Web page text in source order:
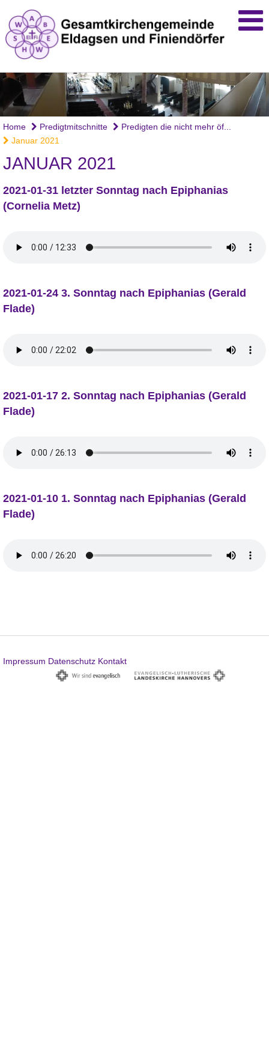
Home Predigtmitschnitte
Predigten die nicht mehr öf...
Januar 2021
JANUAR 2021
2021-01-31 letzter Sonntag nach Epiphanias
(Cornelia Metz)
2021-01-24 3. Sonntag nach Epiphanias (Gerald
Flade)
2021-01-17 2. Sonntag nach Epiphanias (Gerald
Flade)
2021-01-10 1. Sonntag nach Epiphanias (Gerald
Flade)
Impressum Datenschutz Kontakt